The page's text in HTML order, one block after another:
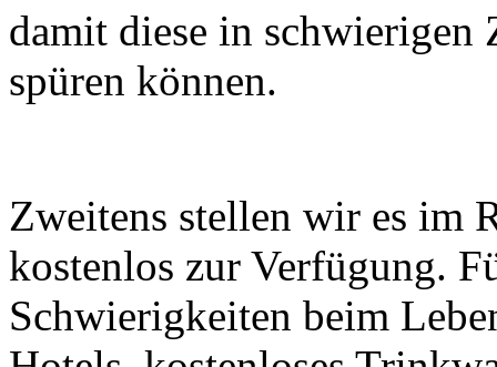
damit diese in schwierigen
spüren können.
Zweitens stellen wir es im
kostenlos zur Verfügung.
Schwierigkeiten beim